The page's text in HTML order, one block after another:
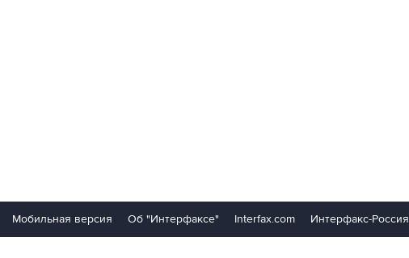
Мобильная версия Об "Интерфаксе" Interfax.com Интерфакс-Россия